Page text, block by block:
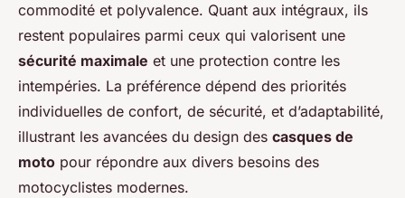
commodité et polyvalence. Quant aux intégraux, ils
restent populaires parmi ceux qui valorisent une
sécurité maximale et une protection contre les
intempéries. La préférence dépend des priorités
individuelles de confort, de sécurité, et d’adaptabilité,
illustrant les avancées du design des casques de
moto pour répondre aux divers besoins des
motocyclistes modernes.